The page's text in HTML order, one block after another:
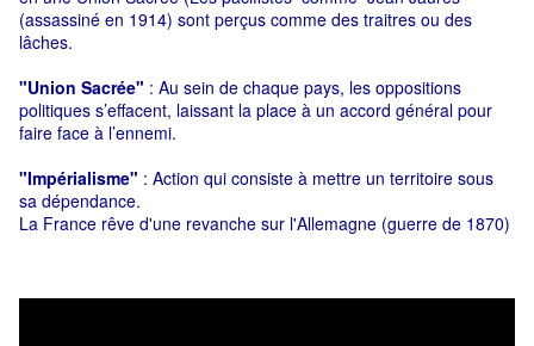
(assassiné en 1914) sont perçus comme des traitres ou des
lâches.
"Union Sacrée" : Au sein de chaque pays, les oppositions
politiques s’effacent, laissant la place à un accord général pour
faire face à l’ennemi.
"Impérialisme" : Action qui consiste à mettre un territoire sous
sa dépendance.
La France rêve d'une revanche sur l'Allemagne (guerre de 1870)